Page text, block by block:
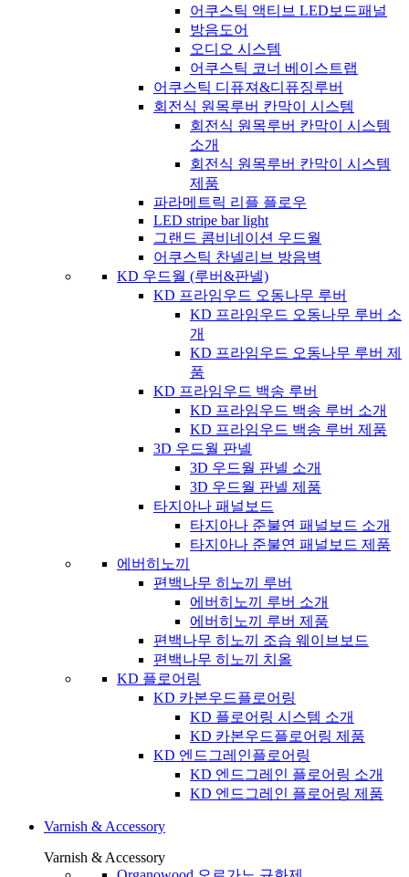
어쿠스틱 액티브 LED보드패널
방음도어
오디오 시스템
어쿠스틱 코너 베이스트랩
어쿠스틱 디퓨져&디퓨징루버
회전식 원목루버 칸막이 시스템
회전식 원목루버 칸막이 시스템
소개
회전식 원목루버 칸막이 시스템
제품
파라메트릭 리플 플로우
LED stripe bar light
그랜드 콤비네이션 우드월
어쿠스틱 찬넬리브 방음벽
KD 우드월 (루버&판넬)
KD 프라임우드 오동나무 루버
KD 프라임우드 오동나무 루버 소
개
KD 프라임우드 오동나무 루버 제
품
KD 프라임우드 백송 루버
KD 프라임우드 백송 루버 소개
KD 프라임우드 백송 루버 제품
3D 우드월 판넬
3D 우드월 판넬 소개
3D 우드월 판넬 제품
타지아나 패널보드
타지아나 준불연 패널보드 소개
타지아나 준불연 패널보드 제품
에버히노끼
편백나무 히노끼 루버
에버히노끼 루버 소개
에버히노끼 루버 제품
편백나무 히노끼 조습 웨이브보드
편백나무 히노끼 치올
KD 플로어링
KD 카본우드플로어링
KD 플로어링 시스템 소개
KD 카본우드플로어링 제품
KD 엔드그레인플로어링
KD 엔드그레인 플로어링 소개
KD 엔드그레인 플로어링 제품
Varnish & Accessory
Varnish & Accessory